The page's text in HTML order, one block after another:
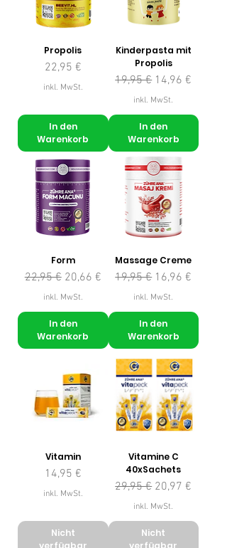
Propolis
Preis
22,95 €
inkl. MwSt.
In den
Warenkorb
Kinderpasta mit
Propolis
Standardpreis
19,95 € Sale-Preis
14,96 €
inkl. MwSt.
In den
Warenkorb
Form
Standardpreis
22,95 € Sale-Preis
20,66 €
inkl. MwSt.
In den
Warenkorb
Massage Creme
Standardpreis
19,95 € Sale-Preis
16,96 €
inkl. MwSt.
In den
Warenkorb
Vitamin
Preis
14,95 €
inkl. MwSt.
Nicht
Vitamine C
40xSachets
Standardpreis
29,95 € Sale-Preis
20,97 €
inkl. MwSt.
Nicht